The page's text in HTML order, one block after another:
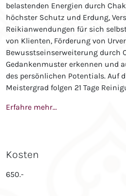
belastenden Energien durch
höchster Schutz und Erdung,
Reikianwendungen für sich
von Klienten, Förderung von
Bewusstseinserweiterung durch
Gedankenmuster erkennen und
des persönlichen Potentials. Auf
Meistergrad folgen 21 Tage
Erfahre mehr...
Kosten
650.-